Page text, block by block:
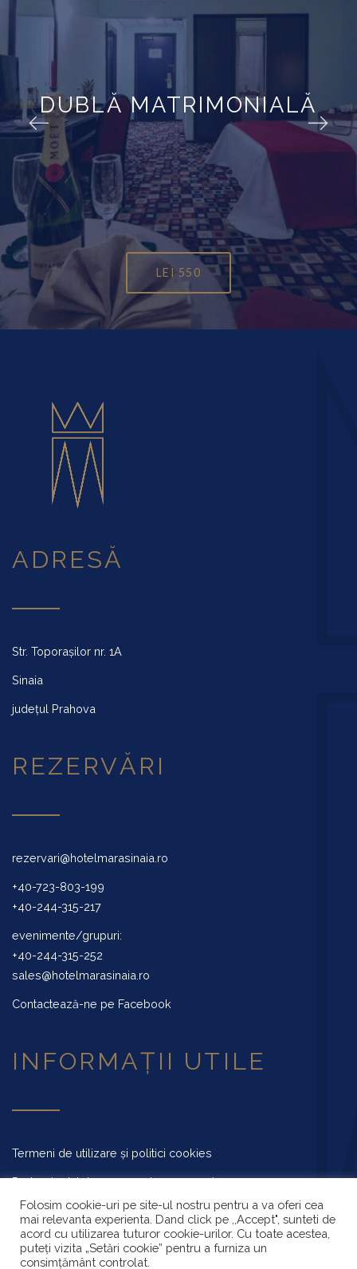
DUBLĂ MATRIMONIALĂ
LEI 550
ADRESĂ
Str. Toporașilor nr. 1A
Sinaia
județul Prahova
REZERVĂRI
rezervari@hotelmarasinaia.ro
+40-723-803-199
+40-244-315-217
evenimente/grupuri:
+40-244-315-252
sales@hotelmarasinaia.ro
Contactează-ne pe Facebook
INFORMAȚII UTILE
Termeni de utilizare și politici cookies
Protecția datelor cu caracter personal
Anunțuri publice
Meniu restaurant
Folosim cookie-uri pe site-ul nostru pentru a va oferi cea
mai relevanta experienta. Dand click pe ,,Accept", sunteti de
acord cu utilizarea tuturor cookie-urilor. Cu toate acestea,
puteți vizita „Setări cookie” pentru a furniza un
consimțământ controlat.